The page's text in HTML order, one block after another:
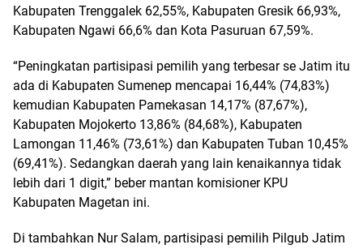
Kabupaten Trenggalek 62,55%, Kabupaten Gresik 66,93%,
Kabupaten Ngawi 66,6% dan Kota Pasuruan 67,59%.
“Peningkatan partisipasi pemilih yang terbesar se Jatim itu
ada di Kabupaten Sumenep mencapai 16,44% (74,83%)
kemudian Kabupaten Pamekasan 14,17% (87,67%),
Kabupaten Mojokerto 13,86% (84,68%), Kabupaten
Lamongan 11,46% (73,61%) dan Kabupaten Tuban 10,45%
(69,41%). Sedangkan daerah yang lain kenaikannya tidak
lebih dari 1 digit,” beber mantan komisioner KPU
Kabupaten Magetan ini.
Di tambahkan Nur Salam, partisipasi pemilih Pilgub Jatim